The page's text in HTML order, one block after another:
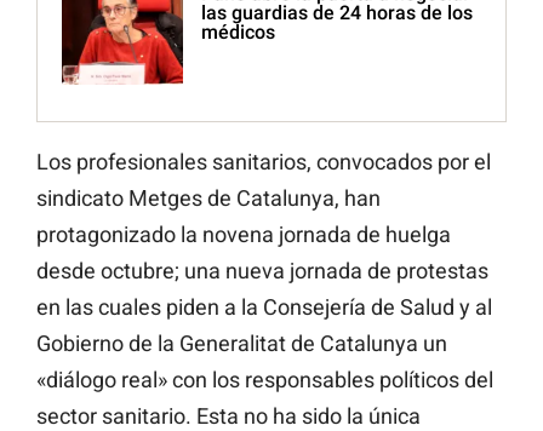
las guardias de 24 horas de los
médicos
Los profesionales sanitarios, convocados por el
sindicato Metges de Catalunya, han
protagonizado la novena jornada de huelga
desde octubre; una nueva jornada de protestas
en las cuales piden a la Consejería de Salud y al
Gobierno de la Generalitat de Catalunya un
«diálogo real» con los responsables políticos del
sector sanitario. Esta no ha sido la única